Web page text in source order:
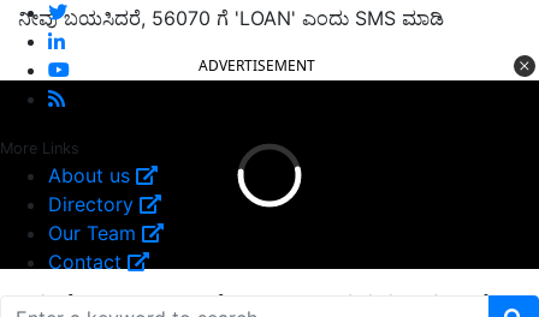
More Links
About us
Directory
Our Team
Contact
ನೀವು ಬಯಸಿದರೆ, 56070 ಗೆ 'LOAN' ಎಂದು SMS ಮಾಡಿ
ADVERTISEMENT
ಇದಲ್ಲದೇ 18001805555ಗೆ ಮಿಸ್ಡ್ ಕಾಲ್ ನೀಡುವ ಮೂಲಕ ಸಾಲಕ್ಕೆ